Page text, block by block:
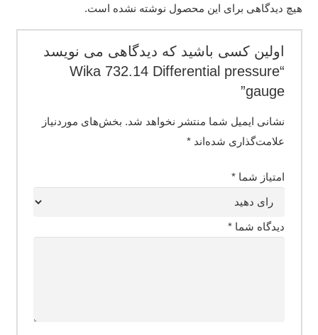
هیچ دیدگاهی برای این محصول نوشته نشده است.
اولین کسی باشید که دیدگاهی می نویسد
“Wika 732.14 Differential pressure
gauge”
نشانی ایمیل شما منتشر نخواهد شد. بخش‌های موردنیاز
علامت‌گذاری شده‌اند *
امتیاز شما *
دیدگاه شما *